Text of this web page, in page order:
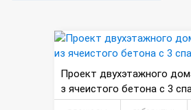
Проект двухэтажного
з ячеистого бетона с 3